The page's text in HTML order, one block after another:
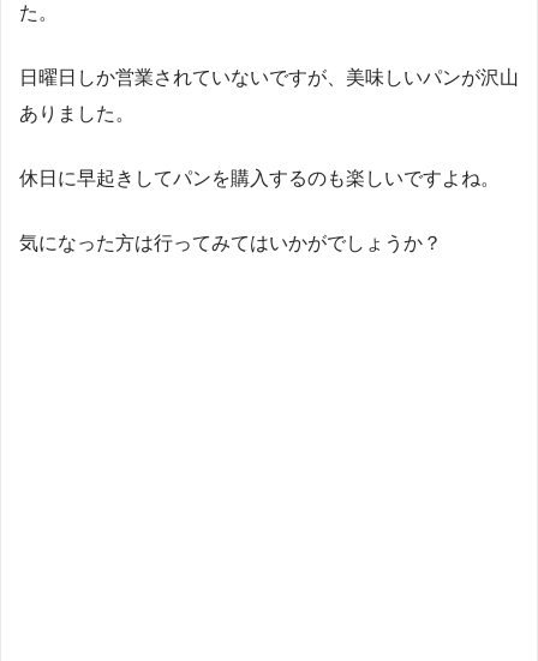
た。
日曜日しか営業されていないですが、美味しいパンが沢山
ありました。
休日に早起きしてパンを購入するのも楽しいですよね。
気になった方は行ってみてはいかがでしょうか？